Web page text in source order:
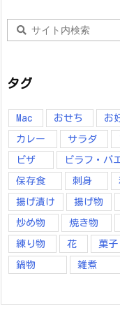
タグ
Mac おせち お
カレー サラダ
ピザ ピラフ・パ
保存食 刺身
揚げ漬け 揚げ物
炒め物 焼き物
練り物 花 菓子
鍋物 雑煮